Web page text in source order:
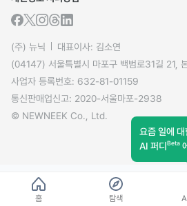
(주) 뉴닉
대표이사: 김소연
(04147) 서울특별시 마포구 백범로31길 21,
사업자 등록번호: 632-81-01159
통신판매업신고: 2020-서울마포-2938
© NEWNEEK Co., Ltd.
홈 탐색
요즘 일에 대
AI 퍼디Beta